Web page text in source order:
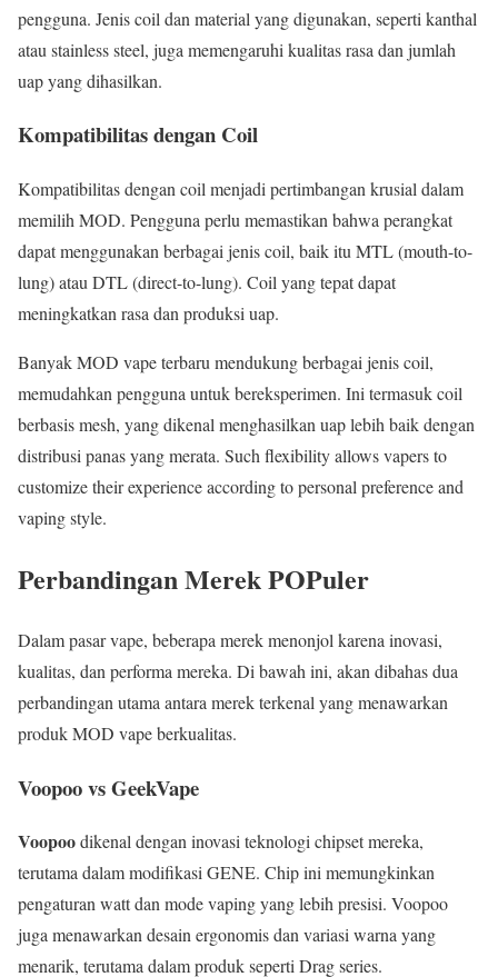
pengguna. Jenis coil dan material yang digunakan, seperti kanthal
atau stainless steel, juga memengaruhi kualitas rasa dan jumlah
uap yang dihasilkan.
Kompatibilitas dengan Coil
Kompatibilitas dengan coil menjadi pertimbangan krusial dalam
memilih MOD. Pengguna perlu memastikan bahwa perangkat
dapat menggunakan berbagai jenis coil, baik itu MTL (mouth-to-
lung) atau DTL (direct-to-lung). Coil yang tepat dapat
meningkatkan rasa dan produksi uap.
Banyak MOD vape terbaru mendukung berbagai jenis coil,
memudahkan pengguna untuk bereksperimen. Ini termasuk coil
berbasis mesh, yang dikenal menghasilkan uap lebih baik dengan
distribusi panas yang merata. Such flexibility allows vapers to
customize their experience according to personal preference and
vaping style.
Perbandingan Merek POPuler
Dalam pasar vape, beberapa merek menonjol karena inovasi,
kualitas, dan performa mereka. Di bawah ini, akan dibahas dua
perbandingan utama antara merek terkenal yang menawarkan
produk MOD vape berkualitas.
Voopoo vs GeekVape
Voopoodikenal dengan inovasi teknologi chipset mereka,
terutama dalam modifikasi GENE. Chip ini memungkinkan
pengaturan watt dan mode vaping yang lebih presisi. Voopoo
juga menawarkan desain ergonomis dan variasi warna yang
menarik, terutama dalam produk seperti Drag series.